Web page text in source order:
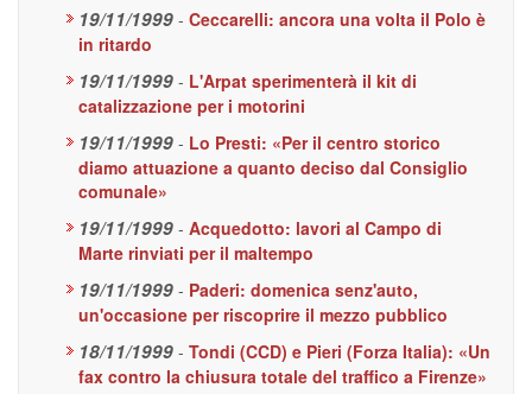
19/11/1999 - Ceccarelli: ancora una volta il Polo è
in ritardo
19/11/1999 - L'Arpat sperimenterà il kit di
catalizzazione per i motorini
19/11/1999 - Lo Presti: «Per il centro storico
diamo attuazione a quanto deciso dal Consiglio
comunale»
19/11/1999 - Acquedotto: lavori al Campo di
Marte rinviati per il maltempo
19/11/1999 - Paderi: domenica senz'auto,
un'occasione per riscoprire il mezzo pubblico
18/11/1999 - Tondi (CCD) e Pieri (Forza Italia): «Un
fax contro la chiusura totale del traffico a Firenze»